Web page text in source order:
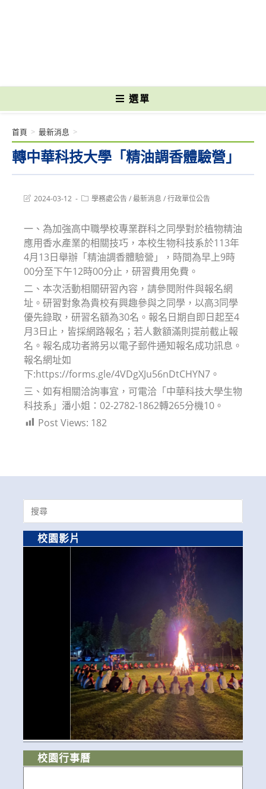
選單
轉中華科技大學「精油調香體驗營」
首頁 > 最新消息 >
Post2024-03-12
Post學務處公告/最新消息 /行政單位公告
一、為加強高中職學校專業群科之同學對於植物精油
應用香水產業的相關技巧，本校生物科技系於113年
4月13日舉辦「精油調香體驗營」，時間為早上9時
00分至下午12時00分止，研習費用免費。
二、本次活動相關研習內容，請參閱附件與報名網
址。研習對象為貴校有興趣參與之同學，以高3同學
優先錄取，研習名額為30名。報名日期自即日起至4
月3日止，皆採網路報名；若人數額滿則提前截止報
名。報名成功者將另以電子郵件通知報名成功訊息。
報名網址如
下:https://forms.gle/4VDgXJu56nDtCHYN7。
三、如有相關洽詢事宜，可電洽「中華科技大學生物
科技系」潘小姐：02-2782-1862轉265分機10。
Post Views: 182
Search
for:
校園影片
校園行事曆